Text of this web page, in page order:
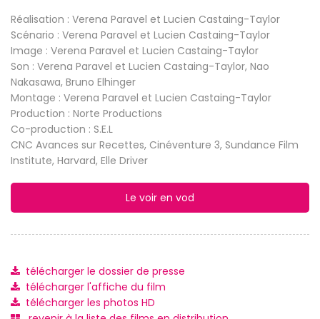
Réalisation : Verena Paravel et Lucien Castaing-Taylor
Scénario : Verena Paravel et Lucien Castaing-Taylor
Image : Verena Paravel et Lucien Castaing-Taylor
Son : Verena Paravel et Lucien Castaing-Taylor, Nao
Nakasawa, Bruno Elhinger
Montage : Verena Paravel et Lucien Castaing-Taylor
Production : Norte Productions
Co-production : S.E.L
CNC Avances sur Recettes, Cinéventure 3, Sundance Film
Institute, Harvard, Elle Driver
Le voir en vod
télécharger le dossier de presse
télécharger l'affiche du film
télécharger les photos HD